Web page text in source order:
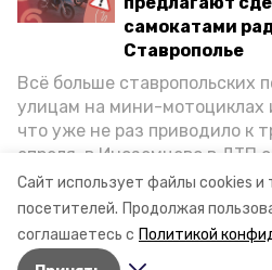
Сайт использует файлы cookies и
посетителей. Продолжая
соглашаетесь с Политикой
самокатами
Ставрополье
Всё больше ставропольских
улицам на мини-мотоциклах
что уже не раз приводило к
апреля, в Иноземцево в ДТП
летний пассажир питбайка,
Как избежать несчастных
пресс-конференции
представители
Все новости
ставропольский край
владимир владимиров